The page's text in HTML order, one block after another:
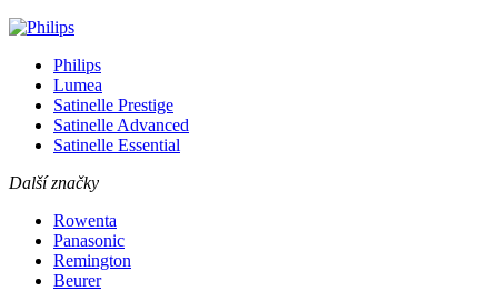
Philips
Lumea
Satinelle Prestige
Satinelle Advanced
Satinelle Essential
Další značky
Rowenta
Panasonic
Remington
Beurer